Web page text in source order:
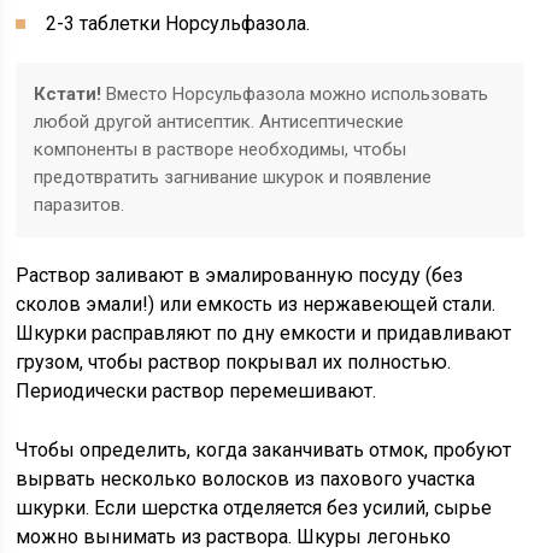
2-3 таблетки Норсульфазола.
Кстати! Вместо Норсульфазола можно использовать
любой другой антисептик. Антисептические
компоненты в растворе необходимы, чтобы
предотвратить загнивание шкурок и появление
паразитов.
Раствор заливают в эмалированную посуду (без
сколов эмали!) или емкость из нержавеющей стали.
Шкурки расправляют по дну емкости и придавливают
грузом, чтобы раствор покрывал их полностью.
Периодически раствор перемешивают.
Чтобы определить, когда заканчивать отмок, пробуют
вырвать несколько волосков из пахового участка
шкурки. Если шерстка отделяется без усилий, сырье
можно вынимать из раствора. Шкуры легонько